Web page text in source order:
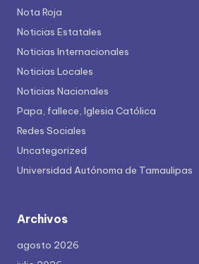
Nota Roja
Noticias Estatales
Noticias Internacionales
Noticias Locales
Noticias Nacionales
Papa, fallece, Iglesia Católica
Redes Sociales
Uncategorized
Universidad Autónoma de Tamaulipas
Archivos
agosto 2026